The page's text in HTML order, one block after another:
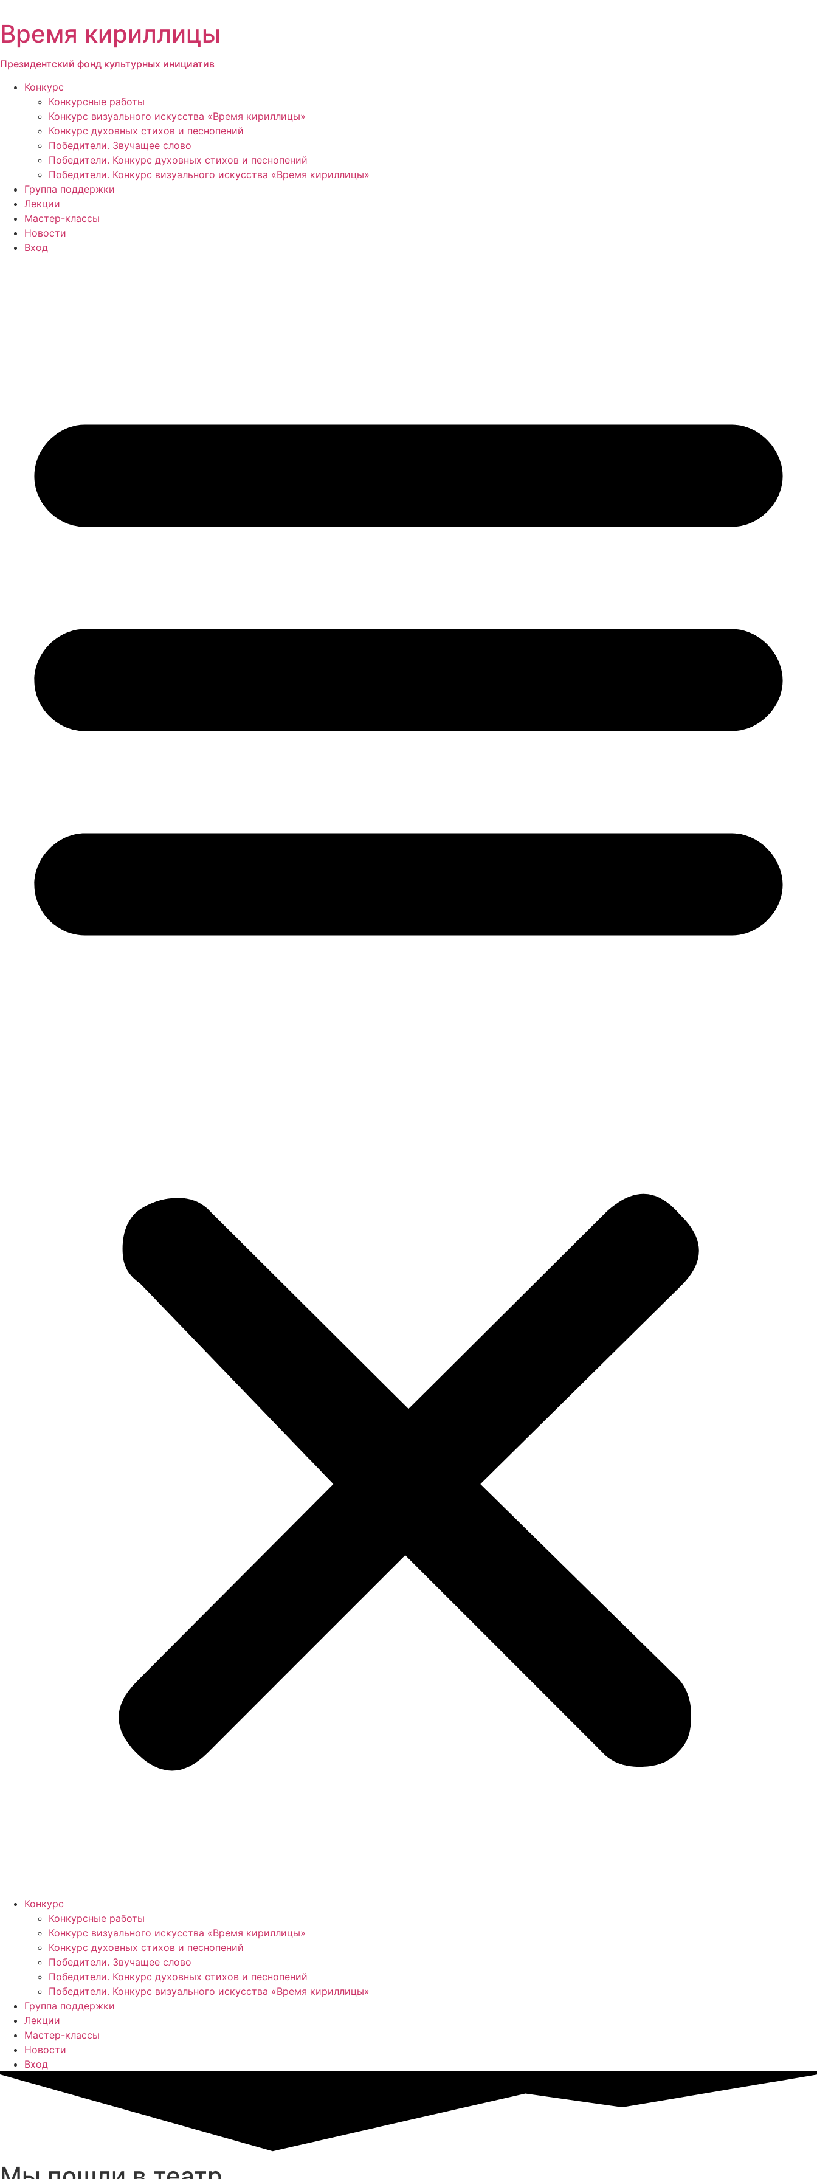
содержимому
Время кириллицы
Президентский фонд культурных инициатив
Конкурс
Конкурсные работы
Конкурс визуального искусства «Время кириллицы»
Конкурс духовных стихов и песнопений
Победители. Звучащее слово
Победители. Конкурс духовных стихов и песнопений
Победители. Конкурс визуального искусства «Время кириллицы»
Группа поддержки
Лекции
Мастер-классы
Новости
Вход
Конкурс
Конкурсные работы
Конкурс визуального искусства «Время кириллицы»
Конкурс духовных стихов и песнопений
Победители. Звучащее слово
Победители. Конкурс духовных стихов и песнопений
Победители. Конкурс визуального искусства «Время кириллицы»
Группа поддержки
Лекции
Мастер-классы
Новости
Вход